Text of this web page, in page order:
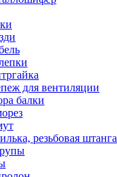
для вентиляции
балки
резьбовая штанга